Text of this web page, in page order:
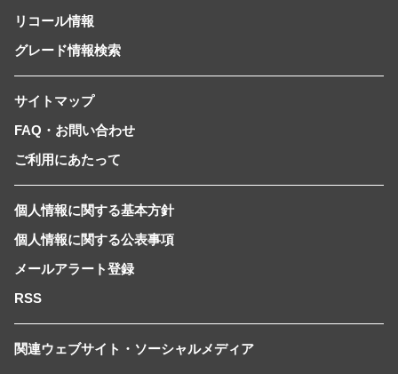
リコール情報
グレード情報検索
サイトマップ
FAQ・お問い合わせ
ご利用にあたって
個人情報に関する基本方針
個人情報に関する公表事項
メールアラート登録
RSS
関連ウェブサイト・ソーシャルメディア